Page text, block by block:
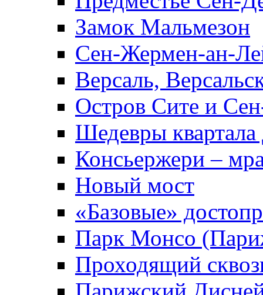
Замок Мальмезон
Сен-Жермен-ан-
Версаль,
Остров Сите и
Шедевры
Консьержери –
Новый мост
«Базовые»
Парк Монсо
Проходящий